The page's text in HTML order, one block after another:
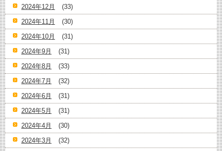
2024年12月
(33)
2024年11月
(30)
2024年10月
(31)
2024年9月
(31)
2024年8月
(33)
2024年7月
(32)
2024年6月
(31)
2024年5月
(31)
2024年4月
(30)
2024年3月
(32)